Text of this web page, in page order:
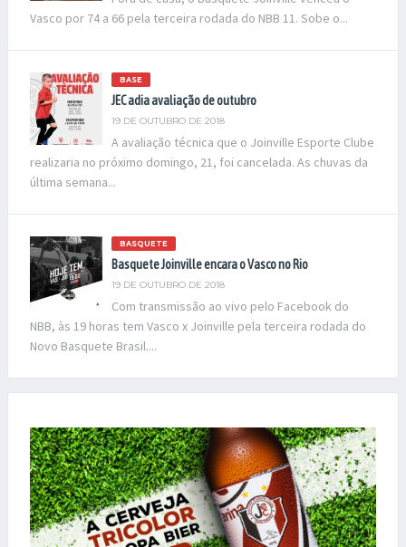
Vasco por 74 a 66 pela terceira rodada do NBB 11. Sobe o...
BASE
JEC adia avaliação de outubro
19 DE OUTUBRO DE 2018
A avaliação técnica que o Joinville Esporte Clube
realizaria no próximo domingo, 21, foi cancelada. As chuvas da
última semana...
BASQUETE
Basquete Joinville encara o Vasco no Rio
19 DE OUTUBRO DE 2018
Com transmissão ao vivo pelo Facebook do
NBB, às 19 horas tem Vasco x Joinville pela terceira rodada do
Novo Basquete Brasil....